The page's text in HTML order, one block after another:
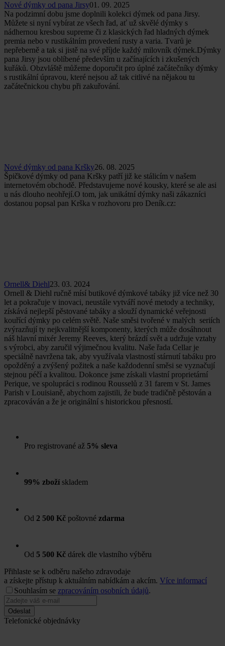
Nové dýmky od pana Jirsy01. 09. 2025
Na podzimní dobu jsme doplnili kolekci dýmek od pana Jirsy.
Můžete si nyní vybírat ze všech řad, ať už skvělé dýmky s
nádhernou kresbou supreme či z klasických řad hladných dýmek
premia nebo v rustikálním provedení rusty a varia. Tvarů je
nepřeberně a tak si jistě na své příjde každý milovník dýmek.Dýmky
pana Jirsy jsou oblíbené především u začínajících i zkušených
kuřáků. Obzvláště můžeme doporučit pro úplné začátečníky dýmky
s rustikální úpravou, které nejsou až tak citlivé na nějakou tu
začátečnickou chybu při zakuřování.
Nové dýmky od pana Kršky26. 08. 2025
Špičkové dýmky od pana Kršky patří již ke stálicím v našem
internetovém obchodě. Představujeme nové kousky, které se ale asi
u nás dlouho neohřejí.O tom, jak unikátní dýmky naši zákazníci
dostanou popsal pan Krška v rozhovoru pro Deník.cz:
Ornell& Diehl23. 03. 2024
Ornell & Diehl ručně mísí butikové dýmkové tabáky již více než 30
let a pokračuje v inovaci, neustále vytváří nové metody a techniky,
získává nejlepší pěstované tabáky a slouží dynamické veřejnosti
kouřící dýmky po celém světě. Naše směsi tvořené v malých seriích
zvýrazňují ty nejkvalitnější komponenty, kterých může dosáhnout
náš hlavní mixér Jeremy Reeves, který brázdí svět a udržuje vztahy
s výrobci, aby zaručil výjimečnou kvalitu. Naše řada Cellar je
speciálně navržena tak, aby využívala vlastností stárnutí tabáku pro
opožděný a zvýšený požitek a naše každodenní směsi se vyznačují
stejnou péčí a kvalitou. Dokonce jsme získali vlastní proprietární
Perique, ve spolupráci s rodinou Rousselů z 31 farem v St. James
Parish v Louisianě, abychom zajistili, že bude tradičně pěstován a
zpracováván a že je originální s historickou přesností.
Pro registrované až 5% sleva
99% zboží skladem
Od 2 500 Kč poštovné zdarma
Od 5 500 Kč dárek dle vlastního výběru
Přihlaste se k odběru našeho zdravodaje
a získejte přístup k aktuálním nabídkám a akcím. Více informací
Souhlasím se zpracováním osobních údajů.
Odeslat
Telefonické objednávky